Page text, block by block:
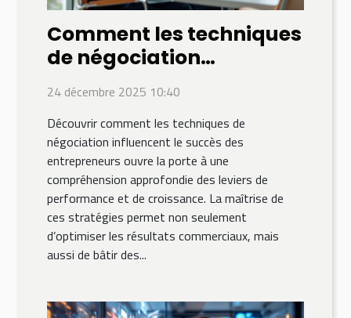
Comment les techniques
de négociation
influencent le succès des
entrepreneurs ?
24 décembre 2025 10:40
Découvrir comment les techniques de
négociation influencent le succès des
entrepreneurs ouvre la porte à une
compréhension approfondie des leviers de
performance et de croissance. La maîtrise de
ces stratégies permet non seulement
d’optimiser les résultats commerciaux, mais
aussi de bâtir des...